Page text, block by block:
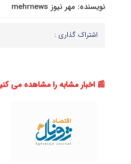
نویسنده: مهر نیوز mehrnews
اشتراک گذاری :
📰 اخبار مشابه را مشاهده می